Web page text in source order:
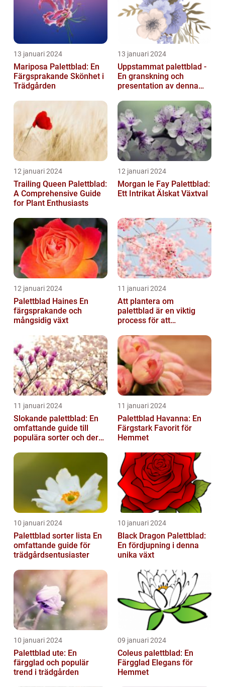
13 januari 2024
Mariposa Palettblad: En
Färgsprakande Skönhet i
Trädgården
13 januari 2024
Uppstammat palettblad -
En granskning och
presentation av denna
12 januari 2024
Trailing Queen Palettblad:
A Comprehensive Guide
for Plant Enthusiasts
12 januari 2024
Morgan le Fay Palettblad:
Ett Intrikat Älskat Växtval
12 januari 2024
Palettblad Haines En
färgsprakande och
mångsidig växt
11 januari 2024
Att plantera om
palettblad är en viktig
process för att
överlevnad och tillväxt...
11 januari 2024
Slokande palettblad: En
omfattande guide till
populära sorter och deras
11 januari 2024
Palettblad Havanna: En
Färgstark Favorit för
Hemmet
10 januari 2024
Palettblad sorter lista En
omfattande guide för
trädgårdsentusiaster
10 januari 2024
Black Dragon Palettblad:
En fördjupning i denna
unika växt
10 januari 2024
Palettblad ute: En
färgglad och populär
trend i trädgården
09 januari 2024
Coleus palettblad: En
Färgglad Elegans för
Hemmet